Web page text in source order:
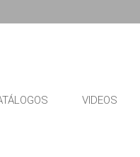
VIDEOS